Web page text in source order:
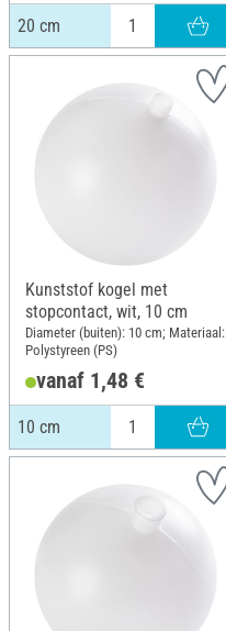
20 cm
Kunststof kogel met
stopcontact, wit, 10 cm
Diameter (buiten): 10 cm; Materiaal:
Polystyreen (PS)
vanaf 1,48 €
10 cm